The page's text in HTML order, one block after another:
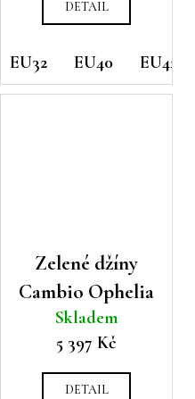
DETAIL
EU32 EU40 EU42
Zelené džíny
Cambio Ophelia
Skladem
5 397 Kč
DETAIL